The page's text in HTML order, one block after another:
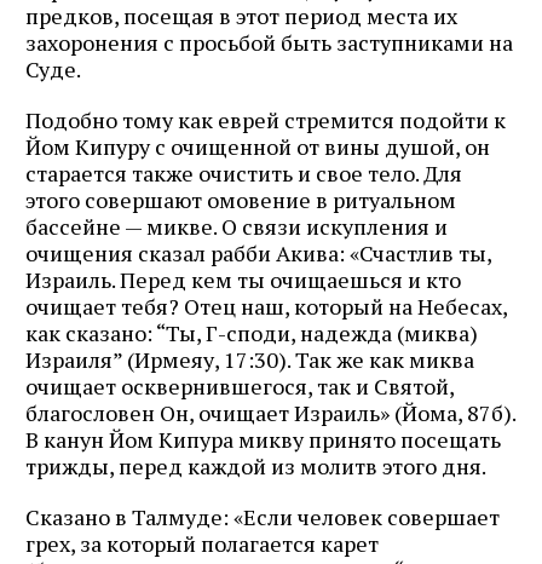
предков, посещая в этот период места их
захоронения с просьбой быть заступниками на
Суде.
Подобно тому как еврей стремится подойти к
Йом Кипуру с очищенной от вины душой, он
старается также очистить и свое тело. Для
этого совершают омовение в ритуальном
бассейне — микве. О связи искупления и
очищения сказал рабби Акива: «Счастлив ты,
Израиль. Перед кем ты очищаешься и кто
очищает тебя? Отец наш, который на Небесах,
как сказано: “Ты, Г-споди, надежда (миква)
Израиля” (Ирмеяу, 17:30). Так же как миква
очищает осквернившегося, так и Святой,
благословен Он, очищает Израиль» (Йома, 87б).
В канун Йом Кипура микву принято посещать
трижды, перед каждой из молитв этого дня.
Сказано в Талмуде: «Если человек совершает
грех, за который полагается карет